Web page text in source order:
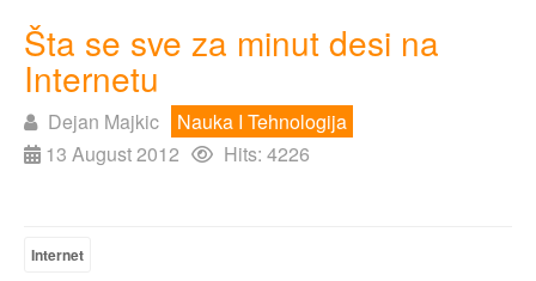
Šta se sve za minut desi na
Internetu
Dejan Majkic
Nauka I Tehnologija
13 August 2012
Hits: 4226
Internet